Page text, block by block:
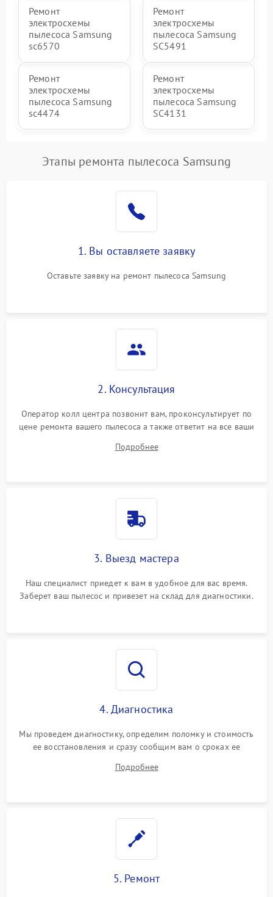
Ремонт
электросхемы
пылесоса Samsung
sc6570
Ремонт
электросхемы
пылесоса Samsung
SC5491
Ремонт
электросхемы
пылесоса Samsung
sc4474
Ремонт
электросхемы
пылесоса Samsung
SC4131
Этапы ремонта пылесоса Samsung
1. Вы оставляете заявку
Оставьте заявку на ремонт пылесоса Samsung
2. Консультация
Оператор колл центра позвонит вам, проконсультирует по
цене ремонта вашего пылесоса а также ответит на все ваши
Подробнее
3. Выезд мастера
Наш специалист приедет к вам в удобное для вас время.
Заберет ваш пылесос и привезет на склад для диагностики.
4. Диагностика
Мы проведем диагностику, определим поломку и стоимость
ее восстановления и сразу сообщим вам о сроках ее
Подробнее
5. Ремонт